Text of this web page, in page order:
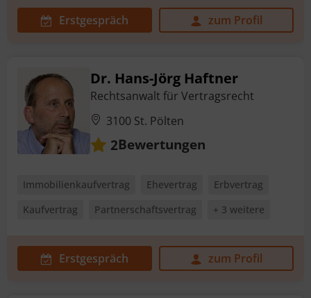
Erstgespräch zum Profil
Dr. Hans-Jörg Haftner
Rechtsanwalt für Vertragsrecht
3100 St. Pölten
2Bewertungen
Immobilienkaufvertrag Ehevertrag
Erbvertrag
Kaufvertrag
Partnerschaftsvertrag + 3 weitere
Erstgespräch zum Profil